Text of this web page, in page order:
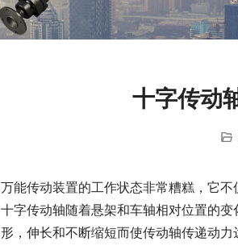
十字传动
万能传动装置的工作状态非常糟糕，它
十字传动轴随着悬架和车轴相对位置的
形，伸长和不断缩短而使传动轴传递动